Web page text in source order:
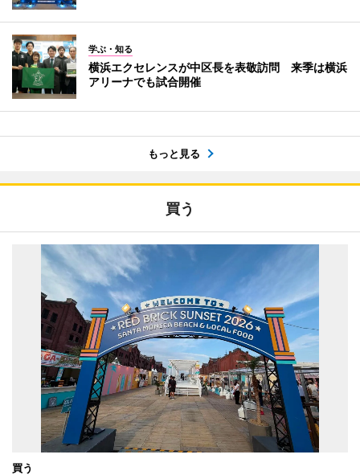
学ぶ・知る
横浜エクセレンスが中区長を表敬訪問 来季は横浜
アリーナでも試合開催
もっと見る
買う
買う